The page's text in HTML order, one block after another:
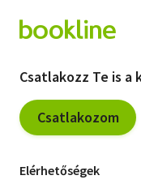
Csatlakozz Te is
Csatlakozom
Elérhetőségek